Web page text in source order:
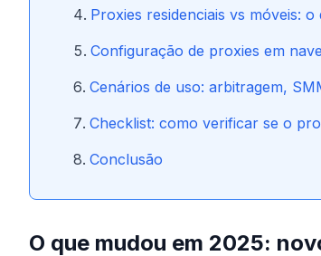
Proxies residenciais vs móveis:
Configuração de proxies em
Cenários de uso: arbitragem,
Checklist: como verificar se o
Conclusão
O que mudou em 2025: